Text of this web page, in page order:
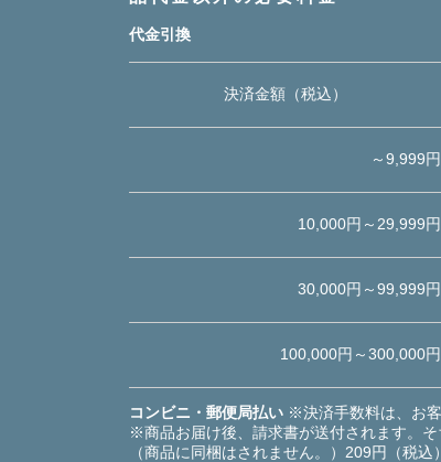
代金引換
決済金額（税込）
～9,999円
10,000円～29,999円
30,000円～99,999円
100,000円～300,000円
コンビニ・郵便局払い ※決済手数料は、お
※商品お届け後、請求書が送付されます。そ
（商品に同梱はされません。）209円（税込）